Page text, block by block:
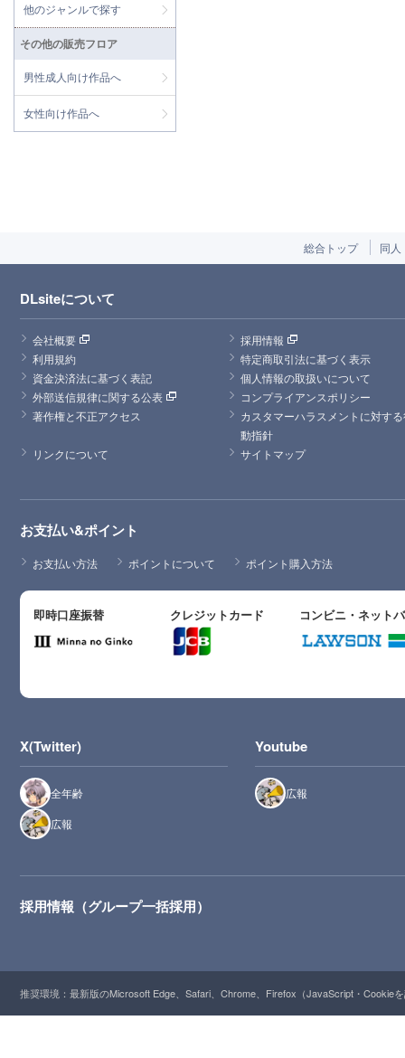
他のジャンルで探す
その他の販売フロア
男性成人向け作品へ
女性向け作品へ
総合トップ 同人
DLsiteについて
会社概要
採用情報
利用規約
特定商取引法に基づく表示
資金決済法に基づく表記
個人情報の取扱いについて
外部送信規律に関する公表
コンプライアンスポリシー
著作権と不正アクセス
カスタマーハラスメントに対す
動指針
リンクについて
サイトマップ
お支払い&ポイント
お支払い方法 ポイントについて ポイント購入方法
即時口座振替 クレジットカード コンビニ・ネット
X(Twitter)
全年齢
広報
Youtube
広報
採用情報（グループ一括採用）
推奨環境：最新版のMicrosoft Edge、Safari、Chrome、Firefox（JavaScript・Cookie